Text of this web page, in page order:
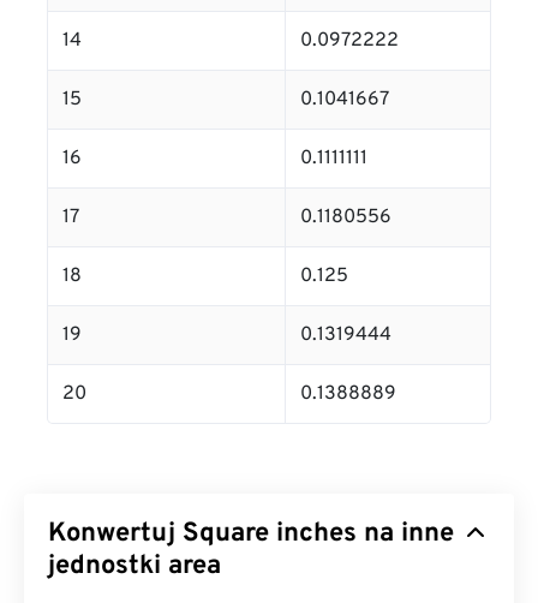
14 0.0972222
15 0.1041667
16 0.1111111
17 0.1180556
18 0.125
19 0.1319444
20 0.1388889
Konwertuj Square inches na inne
jednostki area